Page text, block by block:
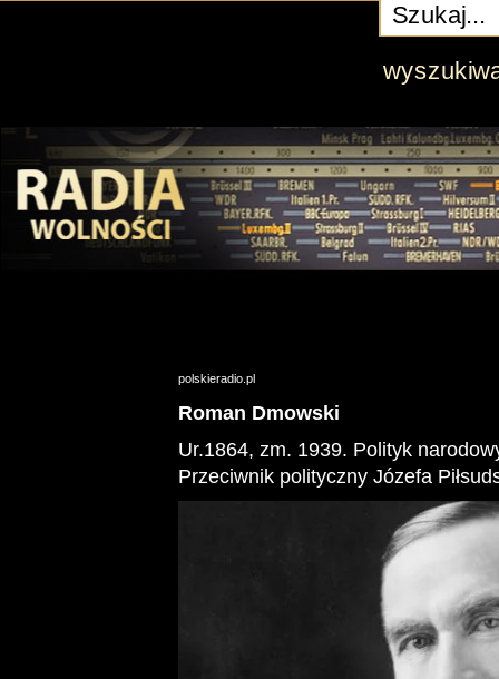
polskieradio.pl
Roman Dmowski
Ur.1864, zm. 1939. Polityk
Przeciwnik polityczny Józefa